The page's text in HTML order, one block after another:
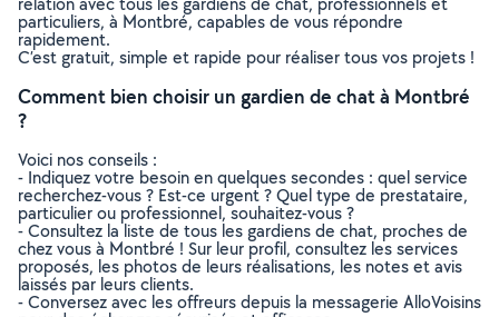
particuliers, à Montbré, capables de vous répondre
rapidement.
C’est gratuit, simple et rapide pour réaliser tous vos projets !
Comment bien choisir un gardien de chat à Montbré
?
Voici nos conseils :
- Indiquez votre besoin en quelques secondes : quel service
recherchez-vous ? Est-ce urgent ? Quel type de prestataire,
particulier ou professionnel, souhaitez-vous ?
- Consultez la liste de tous les gardiens de chat, proches de
chez vous à Montbré ! Sur leur profil, consultez les services
proposés, les photos de leurs réalisations, les notes et avis
laissés par leurs clients.
- Conversez avec les offreurs depuis la messagerie AlloVoisins